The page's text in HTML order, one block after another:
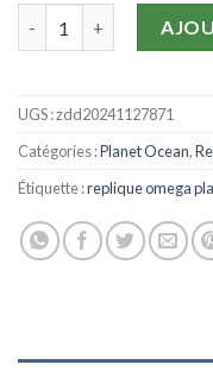
UGS :zdd20241127871
Catégories :Planet Ocean,
Étiquette :replique omega